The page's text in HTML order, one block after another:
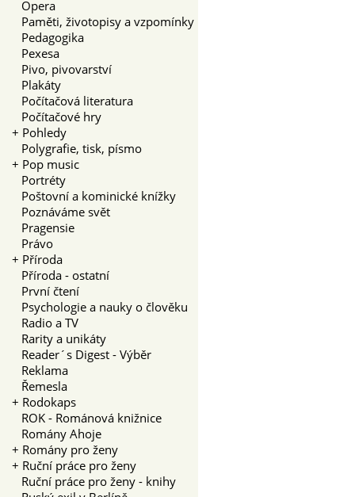
Opera
Paměti, životopisy a vzpomínky
Pedagogika
Pexesa
Pivo, pivovarství
Plakáty
Počítačová literatura
Počítačové hry
+ Pohledy
Polygrafie, tisk, písmo
+ Pop music
Portréty
Poštovní a kominické knížky
Poznáváme svět
Pragensie
Právo
+ Příroda
Příroda - ostatní
První čtení
Psychologie a nauky o člověku
Radio a TV
Rarity a unikáty
Reader´s Digest - Výběr
Reklama
Řemesla
+ Rodokaps
ROK - Románová knižnice
Romány Ahoje
+ Romány pro ženy
+ Ruční práce pro ženy
Ruční práce pro ženy - knihy